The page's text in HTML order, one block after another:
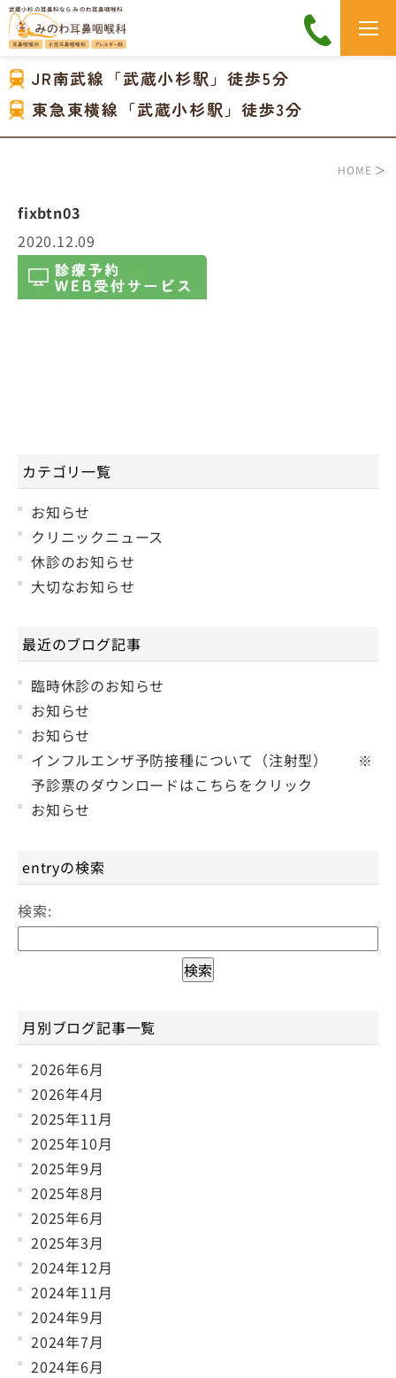
武蔵小杉の耳鼻科なら みのわ耳鼻咽喉科
JR南武線「武蔵小杉駅」徒歩5分
東急東横線「武蔵小杉駅」徒歩3分
HOME ＞
fixbtn03
2020.12.09
カテゴリ一覧
お知らせ
クリニックニュース
休診のお知らせ
大切なお知らせ
最近のブログ記事
臨時休診のお知らせ
お知らせ
お知らせ
インフルエンザ予防接種について（注射型） ※
予診票のダウンロードはこちらをクリック
お知らせ
entryの検索
検索:
月別ブログ記事一覧
2026年6月
2026年4月
2025年11月
2025年10月
2025年9月
2025年8月
2025年6月
2025年3月
2024年12月
2024年11月
2024年9月
2024年7月
2024年6月